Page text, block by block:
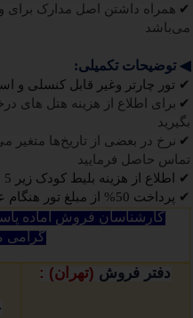
✔ همراه داشتن اصل مدارک برای
می‌باشد
◀توضیحات تکمیلی:
✔ تور چارتر وغیر قابل کنسلی و
✔ برای اطلاع از هزینه هتل های
بگیرید
✔ نرخ در بعضی از تاریخ‌ها متغیر
تماس حاصل فرمایید
✔
اطلاع از هزینه بلیط کودک زیر 5 سال تماس حاصل فرمایید
✔ پرداخت 50% از مبلغ تور هنگام عقد قرارداد الزامی میباشد
کارشناسان فروش آماده
گرامی
دفتر فروش (تهران) :